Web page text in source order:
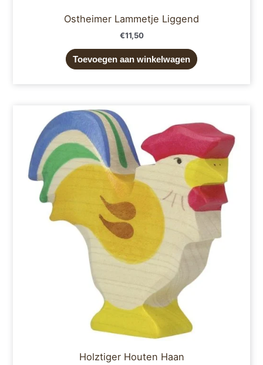
Ostheimer Lammetje Liggend
€11,50
Toevoegen aan winkelwagen
Holztiger Houten Haan